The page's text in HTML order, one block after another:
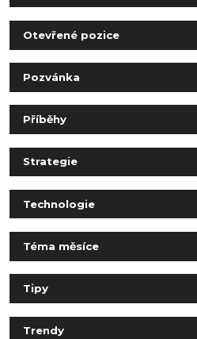
Otevřené pozice
Pozvánka
Příběhy
Strategie
Technologie
Téma měsíce
Tipy
Trendy